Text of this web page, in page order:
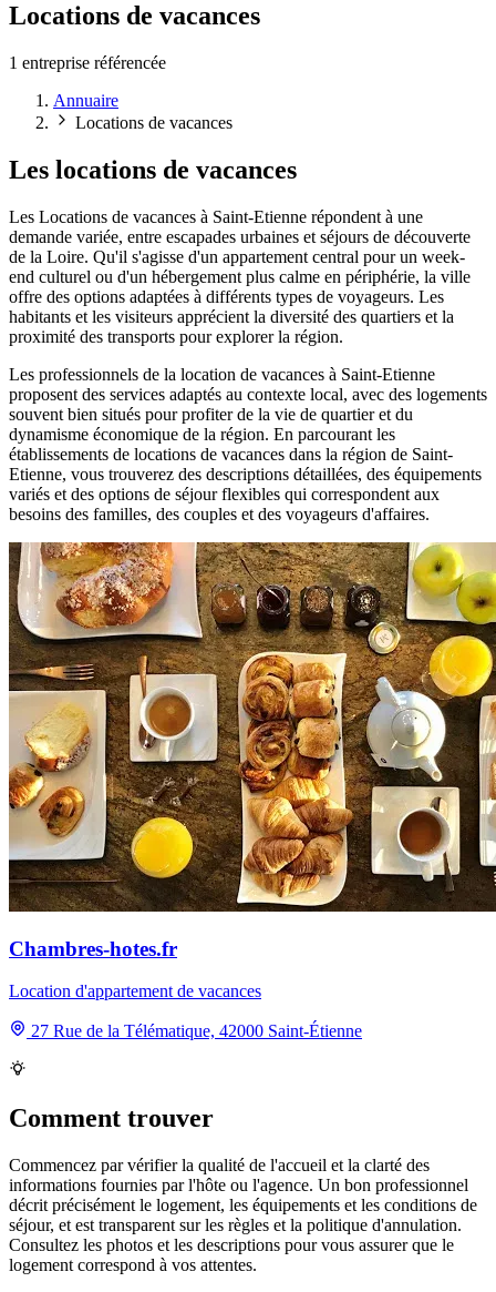
Locations de vacances
1 entreprise référencée
Annuaire
Locations de vacances
Les locations de vacances
Les Locations de vacances à Saint-Etienne répondent à une
demande variée, entre escapades urbaines et séjours de découverte
de la Loire. Qu'il s'agisse d'un appartement central pour un week-
end culturel ou d'un hébergement plus calme en périphérie, la ville
offre des options adaptées à différents types de voyageurs. Les
habitants et les visiteurs apprécient la diversité des quartiers et la
proximité des transports pour explorer la région.
Les professionnels de la location de vacances à Saint-Etienne
proposent des services adaptés au contexte local, avec des logements
souvent bien situés pour profiter de la vie de quartier et du
dynamisme économique de la région. En parcourant les
établissements de locations de vacances dans la région de Saint-
Etienne, vous trouverez des descriptions détaillées, des équipements
variés et des options de séjour flexibles qui correspondent aux
besoins des familles, des couples et des voyageurs d'affaires.
Chambres-hotes.fr
Location d'appartement de vacances
27 Rue de la Télématique, 42000 Saint-Étienne
Comment trouver
Commencez par vérifier la qualité de l'accueil et la clarté des
informations fournies par l'hôte ou l'agence. Un bon professionnel
décrit précisément le logement, les équipements et les conditions de
séjour, et est transparent sur les règles et la politique d'annulation.
Consultez les photos et les descriptions pour vous assurer que le
logement correspond à vos attentes.